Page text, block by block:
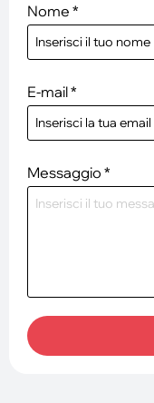
Nome *
E-mail*
Messaggio *